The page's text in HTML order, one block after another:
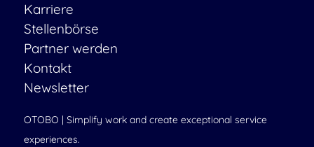
Karriere
Stellenbörse
Partner werden
Kontakt
Newsletter
OTOBO | Simplify work and create exceptional service
experiences.